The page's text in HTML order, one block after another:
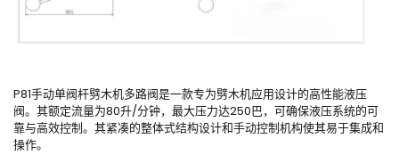
P81手动单阀杆劈木机多路阀是一款专为劈木机应用设计的高性能液压
阀。其额定流量为80升/分钟，最大压力达250巴，可确保液压系统的可
靠与高效控制。其紧凑的整体式结构设计和手动控制机构使其易于集成和
操作。